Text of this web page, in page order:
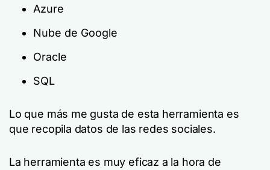
Azure
Nube de Google
Oracle
SQL
Lo que más me gusta de esta herramienta es
que recopila datos de las redes sociales.
La herramienta es muy eficaz a la hora de